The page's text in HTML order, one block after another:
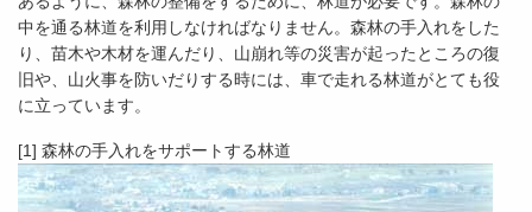
中を通る林道を利用しなければなりません。森林の手入れをした
り、苗木や木材を運んだり、山崩れ等の災害が起ったところの復
旧や、山火事を防いだりする時には、車で走れる林道がとても役
に立っています。
[1] 森林の手入れをサポートする林道